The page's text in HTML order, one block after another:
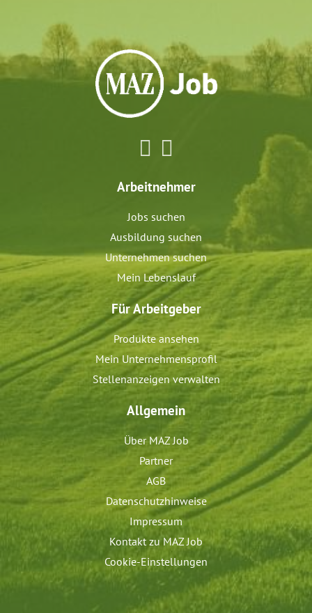
Arbeitnehmer
Jobs suchen
Ausbildung suchen
Unternehmen suchen
Mein Lebenslauf
Für Arbeitgeber
Produkte ansehen
Mein Unternehmensprofil
Stellenanzeigen verwalten
Allgemein
Über MAZ Job
Partner
AGB
Datenschutzhinweise
Impressum
Kontakt zu MAZ Job
Cookie-Einstellungen